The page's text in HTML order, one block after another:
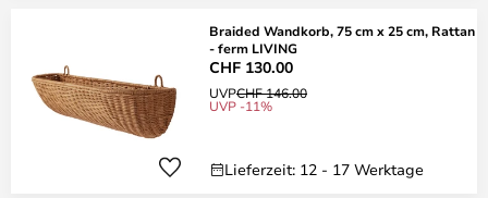
Braided Wandkorb, 75 cm x 25 cm, Rattan
- ferm LIVING
CHF 130.00
UVPCHF 146.00
UVP -11%
Lieferzeit: 12 - 17 Werktage